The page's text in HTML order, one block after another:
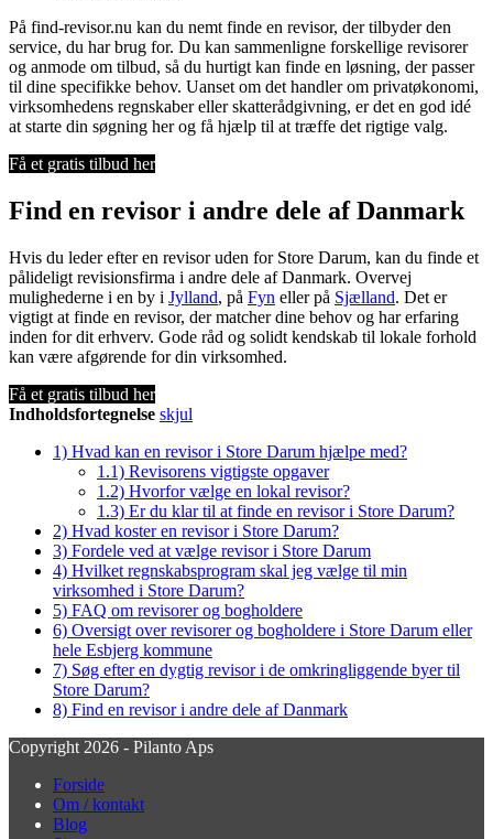
På find-revisor.nu kan du nemt finde en revisor, der tilbyder den
service, du har brug for. Du kan sammenligne forskellige revisorer
og anmode om tilbud, så du hurtigt kan finde en løsning, der passer
til dine specifikke behov. Uanset om det handler om privatøkonomi,
virksomhedens regnskaber eller skatterådgivning, er det en god idé
at starte din søgning her og få hjælp til at træffe det rigtige valg.
Få et gratis tilbud her
Find en revisor i andre dele af Danmark
Hvis du leder efter en revisor uden for Store Darum, kan du finde et
pålideligt revisionsfirma i andre dele af Danmark. Overvej
mulighederne i en by i Jylland, på Fyn eller på Sjælland. Det er
vigtigt at finde en revisor, der matcher dine behov og har erfaring
inden for dit erhverv. Gode råd og solidt kendskab til lokale forhold
kan være afgørende for din virksomhed.
Få et gratis tilbud her
Indholdsfortegnelse skjul
1) Hvad kan en revisor i Store Darum hjælpe med?
1.1) Revisorens vigtigste opgaver
1.2) Hvorfor vælge en lokal revisor?
1.3) Er du klar til at finde en revisor i Store Darum?
2) Hvad koster en revisor i Store Darum?
3) Fordele ved at vælge revisor i Store Darum
4) Hvilket regnskabsprogram skal jeg vælge til min
virksomhed i Store Darum?
5) FAQ om revisorer og bogholdere
6) Oversigt over revisorer og bogholdere i Store Darum eller
hele Esbjerg kommune
7) Søg efter en dygtig revisor i de omkringliggende byer til
Store Darum?
8) Find en revisor i andre dele af Danmark
Copyright 2026 - Pilanto Aps
Forside
Om / kontakt
Blog